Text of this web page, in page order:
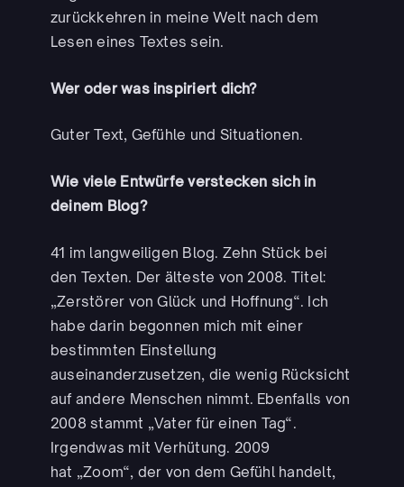
zurückkehren in meine Welt nach dem
Lesen eines Textes sein.
Wer oder was inspiriert dich?
Guter Text, Gefühle und Situationen.
Wie viele Entwürfe verstecken sich in
deinem Blog?
41 im langweiligen Blog. Zehn Stück bei
den Texten. Der älteste von 2008. Titel:
„Zerstörer von Glück und Hoffnung“. Ich
habe darin begonnen mich mit einer
bestimmten Einstellung
auseinanderzusetzen, die wenig Rücksicht
auf andere Menschen nimmt. Ebenfalls von
2008 stammt „Vater für einen Tag“.
Irgendwas mit Verhütung. 2009
hat „Zoom“, der von dem Gefühl handelt,